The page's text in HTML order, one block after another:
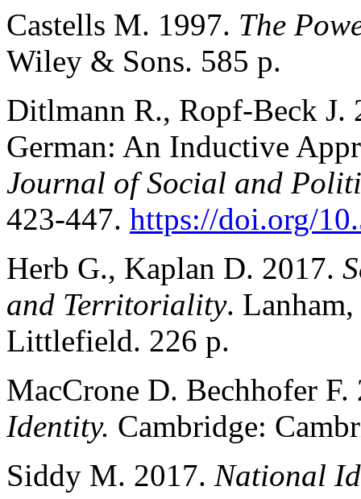
Castells M. 1997. The
Wiley & Sons. 585 p.
Ditlmann R., Ropf-Beck J.
German: An Inductive
Journal of Social and
423-447. https://doi.org/
Herb G., Kaplan D. 2017.
and Territoriality.
Littlefield. 226 p.
MacCrone D. Bechhofer
Identity. Cambridge:
Siddy M. 2017. National